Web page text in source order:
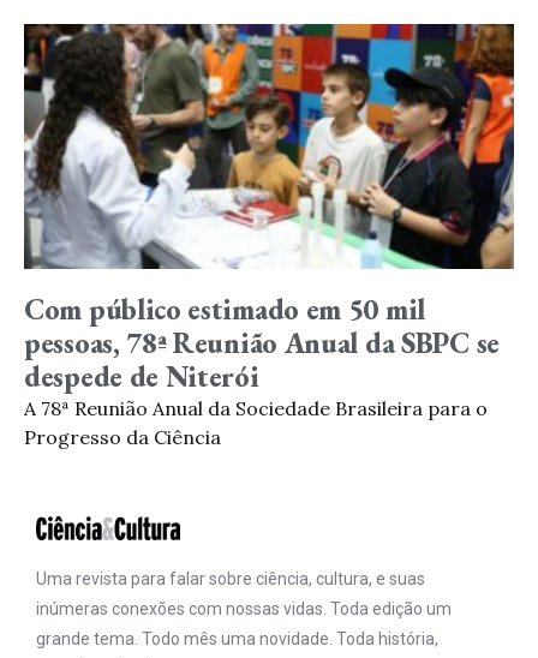
Com público estimado em 50 mil
pessoas, 78ª Reunião Anual da SBPC se
despede de Niterói
A 78ª Reunião Anual da Sociedade Brasileira para o
Progresso da Ciência
Uma revista para falar sobre ciência, cultura, e suas
inúmeras conexões com nossas vidas. Toda edição um
grande tema. Todo mês uma novidade. Toda história,